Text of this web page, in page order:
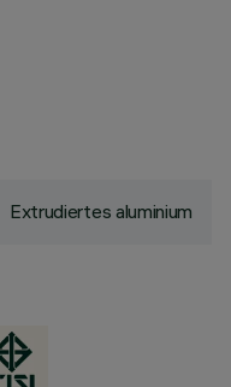
Extrudiertes aluminium